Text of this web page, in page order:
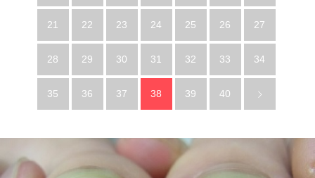
21 22 23 24 25 26 27
28 29 30 31 32 33 34
35 36 37 38 39 40